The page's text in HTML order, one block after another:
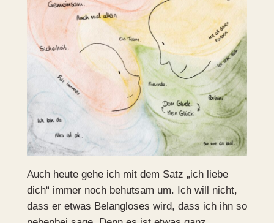
Auch heute gehe ich mit dem Satz „ich liebe
dich“ immer noch behutsam um. Ich will nicht,
dass er etwas Belangloses wird, dass ich ihn so